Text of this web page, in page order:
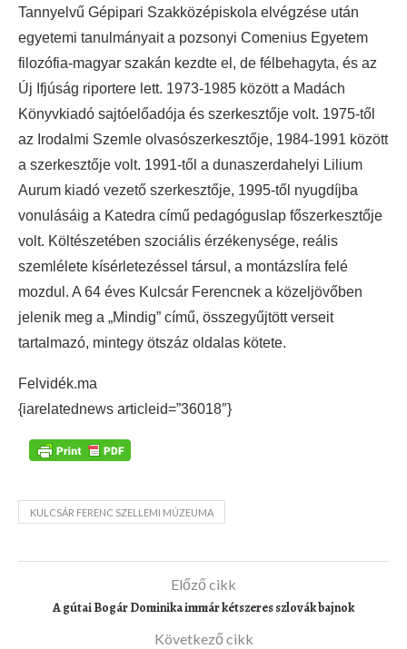
Tannyelvű Gépipari Szakközépiskola elvégzése után
egyetemi tanulmányait a pozsonyi Comenius Egyetem
filozófia-magyar szakán kezdte el, de félbehagyta, és az
Új Ifjúság riportere lett. 1973-1985 között a Madách
Könyvkiadó sajtóelőadója és szerkesztője volt. 1975-től
az Irodalmi Szemle olvasószerkesztője, 1984-1991 között
a szerkesztője volt. 1991-től a dunaszerdahelyi Lilium
Aurum kiadó vezető szerkesztője, 1995-től nyugdíjba
vonulásáig a Katedra című pedagóguslap főszerkesztője
volt. Költészetében szociális érzékenysége, reális
szemlélete kísérletezéssel társul, a montázslíra felé
mozdul. A 64 éves Kulcsár Ferencnek a közeljövőben
jelenik meg a „Mindig” című, összegyűjtött verseit
tartalmazó, mintegy ötszáz oldalas kötete.
Felvidék.ma
{iarelatednews articleid=”36018″}
KULCSÁR FERENC SZELLEMI MÚZEUMA
Előző cikk
A gútai Bogár Dominika immár kétszeres szlovák bajnok
Következő cikk